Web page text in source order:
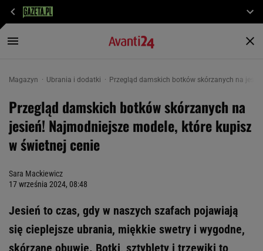
Magazyn Ubrania i dodatki Przegląd damskich botków skórzanych na
Przegląd damskich botków skórzanych na
jesień! Najmodniejsze modele, które kupisz
w świetnej cenie
Sara Mackiewicz
17 września 2024, 08:48
Jesień to czas, gdy w naszych szafach pojawiają
się cieplejsze ubrania, miękkie swetry i wygodne,
skórzane obuwie. Botki, sztyblety i trzewiki to